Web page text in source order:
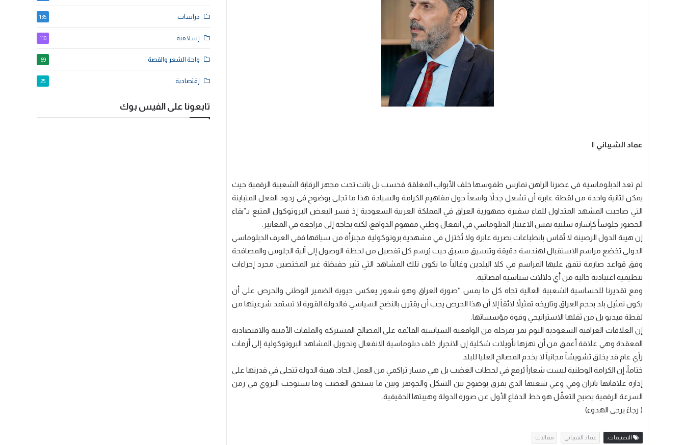
‏عماد الشيباني ||
‏لم تعد الدبلوماسية في عصرنا الراهن تمارس طقوسها خلف الأبواب المغلقة فحسب بل باتت تحت مجهر الرقابة الشعبية الرقمية حيث
يمكن لثانية واحدة من لقطة عابرة أن تشعل جدلاً واسعاً حول مفاهيم الكرامة والسيادة هذا ما تجلى بوضوح في ردود الفعل المتباينة
التي صاحبت المشهد المتداول للقاء سفيرة جمهورية العراق في المملكة العربية السعودية إذ فسر البعض البروتوكول المتبع بـ”بقاء
الحضور جلوساً كإشارة سلبية تمس الاعتبار الدبلوماسي في انفعال وطني مفهوم الدوافع، لكنه بحاجة إلى مراجعة في المعايير.
‏إن هيبة الدول الرصينة لا تُقاس بانطباعات بصرية عابرة ولا تُختزل في مشهدية بروتوكولية مجتزأة من سياقها ففي العرف الدبلوماسي
الدولي تخضع مراسم الاستقبال لهندسة دقيقة وتنسيق مسبق حيث يُرسم كل تفصيل من لحظة الوصول إلى آلية الجلوس والمصافحة
وفق قواعد صارمة تتفق عليها المراسم في كلا البلدين وغالباً ما تكون تلك المشاهد التي تثير حفيظة غير المختصين مجرد إجراءات
تنظيمية اعتيادية خالية من أي دلالات سياسية اقصائية.
‏ومع تقديرنا للحساسية الشعبية العالية تجاه كل ما يمس “صورة العراق وهو شعور يعكس حيوية الضمير الوطني والحرص على أن
يكون تمثيل بلد بحجم العراق وتاريخه تمثيلاً لائقاً إلا أن هذا الحرص يجب أن يقترن بالنضج السياسي فالدولة القوية لا تستمد شرعيتها من
لقطة فيديو بل من ثقلها الاستراتيجي وقوة مؤسساتها.
‏إن العلاقات العراقية السعودية اليوم تمر بمرحلة من الواقعية السياسية القائمة على المصالح المشتركة والملفات الأمنية والاقتصادية
المعقدة وهي علاقة أعمق من أن تهزها تأويلات شكلية إن الانجرار خلف دبلوماسية الانفعال وتحويل المشاهد البروتوكولية إلى أزمات
رأي عام قد يخلق تشويشاً مجانياً لا يخدم المصالح العليا للبلد.
‏ختاماً، إن الكرامة الوطنية ليست شعاراً يُرفع في لحظات الغضب بل هي مسار تراكمي من العمل الجاد. هيبة الدولة تتجلى في قدرتها على
إدارة علاقاتها باتزان وفي وعي شعبها الذي يفرق بوضوح بين الشكل والجوهر وبين ما يستحق الغضب وما يستوجب التروي في زمن
السرعة الرقمية يصبح التعقّل هو خط الدفاع الأول عن صورة الدولة وهيبتها الحقيقية.
‏( رجاءً يرجى الهدوء)
التصنيفات: عماد الشيباني مقالات
دراسات 135
إسلامية 110
واحة الشعر والقصة 69
إقتصادية 25
تابعونا على الفيس بوك